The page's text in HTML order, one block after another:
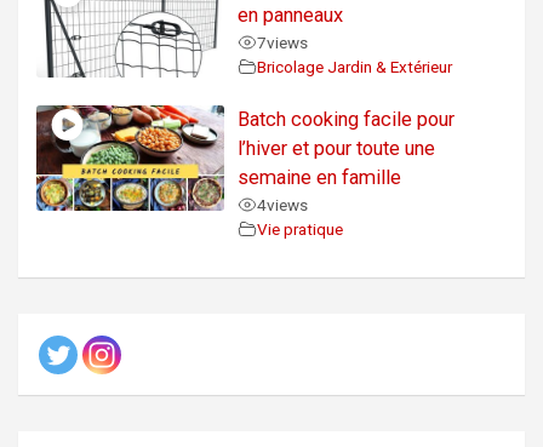
en panneaux
7views
Bricolage Jardin & Extérieur
Batch cooking facile pour
l’hiver et pour toute une
semaine en famille
4views
Vie pratique